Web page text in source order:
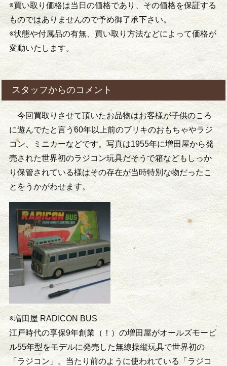
※買い取り価格は当日の価格であり、その価格を保証する
ものではありませんので予め御了承下さい。
※状態や付属品の有無、買い取り方法などによって価格が
変動いたします。
スタッフからのコメント
今回買取りさせて頂いたお品物はお客様が子供のころ
に遊んでたと言う60年以上前のブリキのおもちゃやラジ
コン、ミニカーなどです。写真は1955年に増田屋から発
売された世界初のラジコン玩具だそうで箱などもしっか
り保管されている様はその存在が当時特別な物だったこ
とをうかがわせます。
※増田屋 RADICON BUS
江戸時代の享保9年創業（！）の増田屋がオールズモービ
ル55年型をモデルに発売した無線操縦玩具で世界初の
「ラジコン」。当たり前のように使われている「ラジコ